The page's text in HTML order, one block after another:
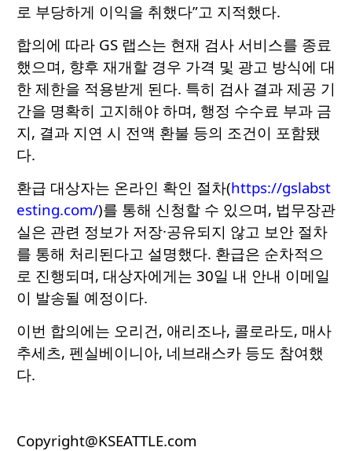
로 부당하게 이익을 취했다”고 지적했다.
합의에 따라 GS 랩스는 현재 검사 서비스를 종료
했으며, 향후 재개할 경우 가격 및 광고 방식에 대
한 제한을 적용받게 된다. 특히 검사 결과 제공 기
간을 명확히 고지해야 하며, 행정 수수료 부과 금
지, 결과 지연 시 전액 환불 등의 조건이 포함됐
다.
환급 대상자는 온라인 확인 절차(https://gslabst
esting.com/)를 통해 신청할 수 있으며, 법무장관
실은 관련 정보가 저장·공유되지 않고 보안 절차
를 통해 처리된다고 설명했다. 환급은 순차적으
로 진행되며, 대상자에게는 30일 내 안내 이메일
이 발송될 예정이다.
이번 합의에는 오리건, 애리조나, 콜로라도, 매사
추세츠, 펜실베이니아, 네브래스카 등도 참여했
다.
Copyright@KSEATTLE.com